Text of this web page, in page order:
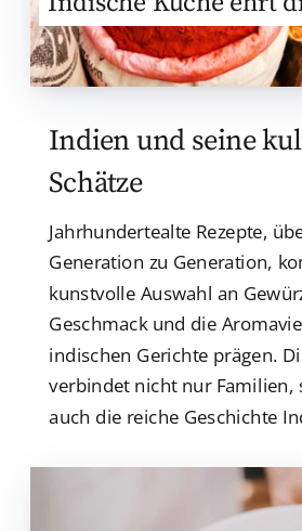
Indien und seine
Schätze
Jahrhundertealte Rezepte,
Generation zu Generation,
kunstvolle Auswahl an
Geschmack und die
indischen Gerichte prägen.
verbindet nicht nur Familien,
auch die reiche Geschichte